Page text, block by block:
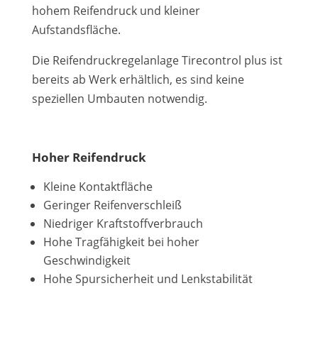
hohem Reifendruck und kleiner
Aufstandsfläche.
Die Reifendruckregelanlage Tirecontrol plus ist
bereits ab Werk erhältlich, es sind keine
speziellen Umbauten notwendig.
Hoher Reifendruck
Kleine Kontaktfläche
Geringer Reifenverschleiß
Niedriger Kraftstoffverbrauch
Hohe Tragfähigkeit bei hoher
Geschwindigkeit
Hohe Spursicherheit und Lenkstabilität